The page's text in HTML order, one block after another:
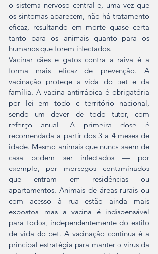
o sistema nervoso central e, uma vez que
os sintomas aparecem, não há tratamento
eficaz, resultando em morte quase certa
tanto para os animais quanto para os
humanos que forem infectados.
Vacinar cães e gatos contra a raiva é a
forma mais eficaz de prevenção. A
vacinação protege a vida do pet e da
família. A vacina antirrábica é obrigatória
por lei em todo o território nacional,
sendo um dever de todo tutor, com
reforço anual. A primeira dose é
recomendada a partir dos 3 a 4 meses de
idade. Mesmo animais que nunca saem de
casa podem ser infectados — por
exemplo, por morcegos contaminados
que entram em residências ou
apartamentos. Animais de áreas rurais ou
com acesso à rua estão ainda mais
expostos, mas a vacina é indispensável
para todos, independentemente do estilo
de vida do pet. A vacinação contínua é a
principal estratégia para manter o vírus da